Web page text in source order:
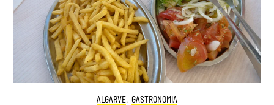
ALGARVE, GASTRONOMIA